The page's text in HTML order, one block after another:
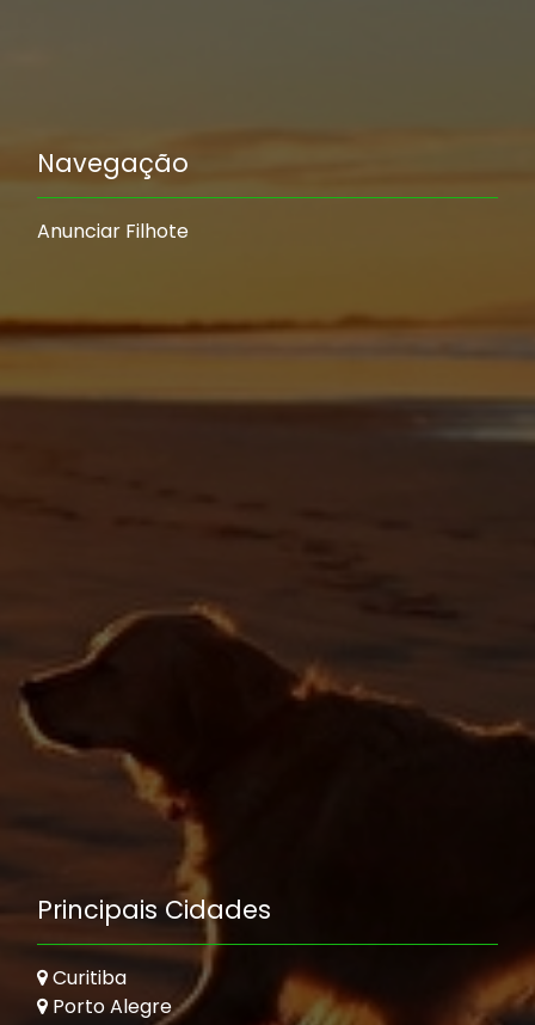
Navegação
Anunciar Filhote
Principais Cidades
Curitiba
Porto Alegre